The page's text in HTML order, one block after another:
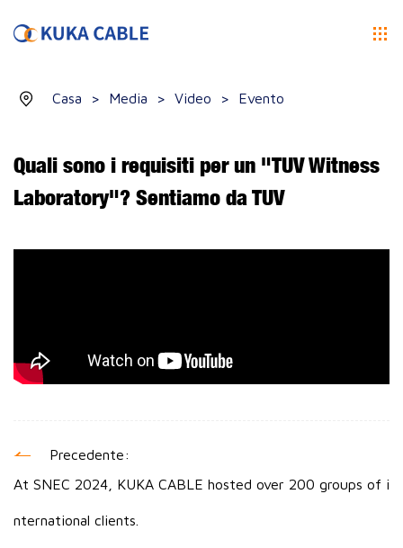
Casa > Media > Video > Evento
Quali sono i requisiti per un "TUV Witness
Laboratory"? Sentiamo da TUV
Precedente:
At SNEC 2024, KUKA CABLE hosted over 200 groups of i
nternational clients.